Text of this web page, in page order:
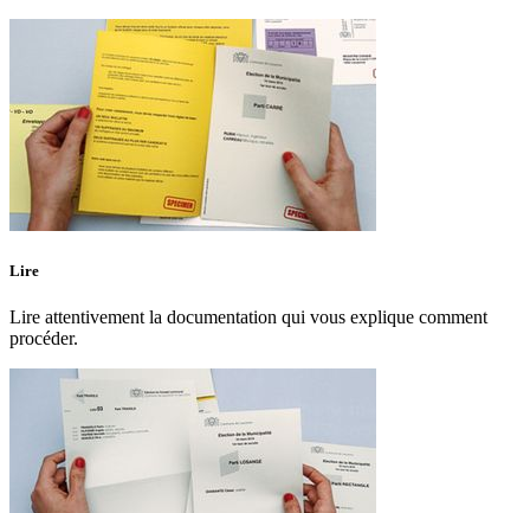
Lire
Lire attentivement la documentation qui vous explique comment
procéder.